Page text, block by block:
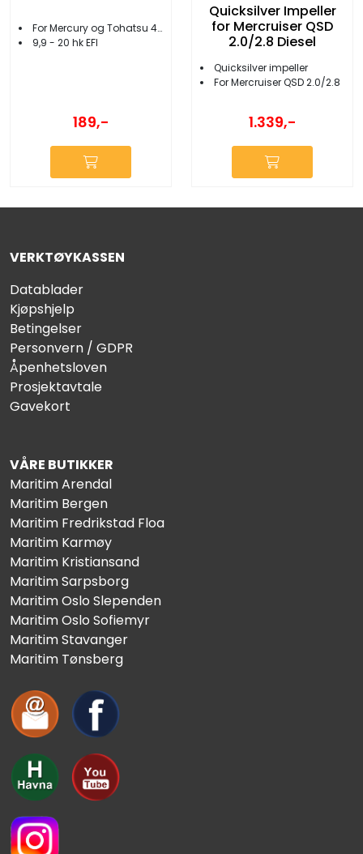
For Mercury og Tohatsu 4-takt
9,9 - 20 hk EFI
189,-
Quicksilver Impeller
for Mercruiser QSD
2.0/2.8 Diesel
Quicksilver impeller
For Mercruiser QSD 2.0/2.8
1.339,-
VERKTØYKASSEN
Datablader
Kjøpshjelp
Betingelser
Personvern / GDPR
Åpenhetsloven
Prosjektavtale
Gavekort
VÅRE BUTIKKER
Maritim Arendal
Maritim Bergen
Maritim Fredrikstad Floa
Maritim Karmøy
Maritim Kristiansand
Maritim Sarpsborg
Maritim Oslo Slependen
Maritim Oslo Sofiemyr
Maritim Stavanger
Maritim Tønsberg